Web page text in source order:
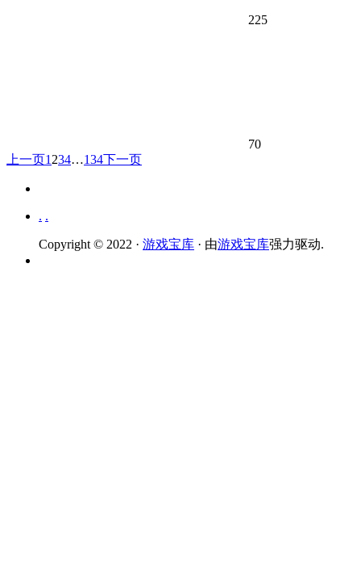
225
70
上一页1 234…134下一页
. .
Copyright © 2022 · 游戏宝库 · 由游戏宝库强力驱动.